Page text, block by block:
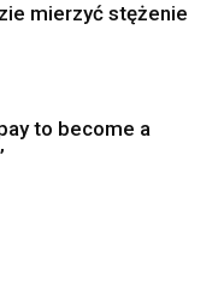
mierzyć stężenie
to become a